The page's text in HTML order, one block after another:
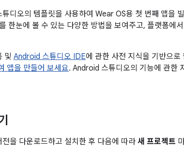
디오의 템플릿을 사용하여 Wear OS용 첫 번째 앱을
한눈에 볼 수 있는 다양한 방법을 보여주고, 플랫폼에
및 Android 스튜디오 IDE에 관한 사전 지식을 기반으
앱을 만들어 보세요. Android 스튜디오의 기능에 관한
을 다운로드하고 설치한 후 다음에 따라 새 프로젝트